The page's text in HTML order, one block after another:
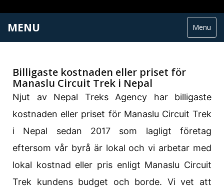
MENU Menu
Billigaste kostnaden eller priset för
Manaslu Circuit Trek i Nepal
Njut av Nepal Treks Agency har billigaste
kostnaden eller priset för Manaslu Circuit Trek
i Nepal sedan 2017 som lagligt företag
eftersom vår byrå är lokal och vi arbetar med
lokal kostnad eller pris enligt Manaslu Circuit
Trek kundens budget och borde. Vi vet att